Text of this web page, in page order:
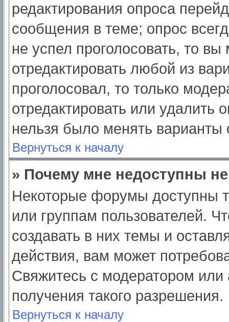
редактирования опроса
сообщения в теме; опрос
не успел проголосовать, то
отредактировать любой из
проголосовал, то только
отредактировать или удалить
нельзя было менять варианты
Вернуться к началу
» Почему мне недоступны
Некоторые форумы доступны
или группам пользователей.
создавать в них темы и
действия, вам может
Свяжитесь с модератором
получения такого разрешения.
Вернуться к началу